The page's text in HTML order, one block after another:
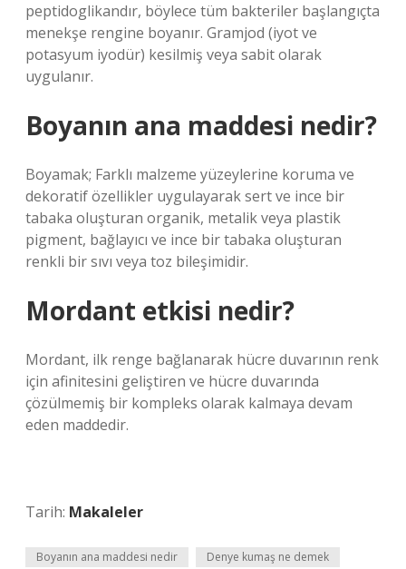
peptidoglikandır, böylece tüm bakteriler başlangıçta
menekşe rengine boyanır. Gramjod (iyot ve
potasyum iyodür) kesilmiş veya sabit olarak
uygulanır.
Boyanın ana maddesi nedir?
Boyamak; Farklı malzeme yüzeylerine koruma ve
dekoratif özellikler uygulayarak sert ve ince bir
tabaka oluşturan organik, metalik veya plastik
pigment, bağlayıcı ve ince bir tabaka oluşturan
renkli bir sıvı veya toz bileşimidir.
Mordant etkisi nedir?
Mordant, ilk renge bağlanarak hücre duvarının renk
için afinitesini geliştiren ve hücre duvarında
çözülmemiş bir kompleks olarak kalmaya devam
eden maddedir.
Tarih: Makaleler
Boyanın ana maddesi nedir Denye kumaş ne demek